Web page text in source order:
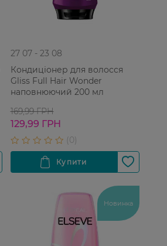
27 07 - 23 08
Кондиціонер для волосся
Gliss Full Hair Wonder
наповнюючий 200 мл
169,99 ГРН
129,99 ГРН
Новинка